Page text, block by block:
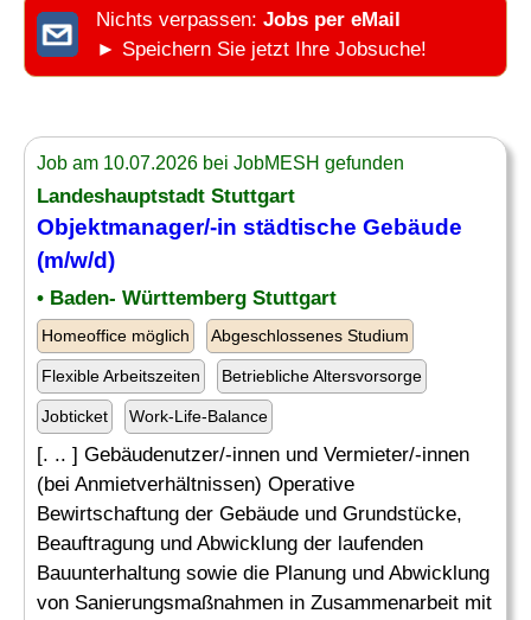
Nichts verpassen: Jobs per eMail
► Speichern Sie jetzt Ihre Jobsuche!
Job am 10.07.2026 bei JobMESH gefunden
Landeshauptstadt Stuttgart
Objektmanager/-in städtische Gebäude
(m/w/d)
• Baden- Württemberg Stuttgart
Homeoffice möglich Abgeschlossenes Studium
Flexible Arbeitszeiten Betriebliche Altersvorsorge
Jobticket Work-Life-Balance
[. .. ] Gebäudenutzer/-innen und Vermieter/-innen
(bei Anmietverhältnissen) Operative
Bewirtschaftung der Gebäude und Grundstücke,
Beauftragung und Abwicklung der laufenden
Bauunterhaltung sowie die Planung und Abwicklung
von Sanierungsmaßnahmen in Zusammenarbeit mit